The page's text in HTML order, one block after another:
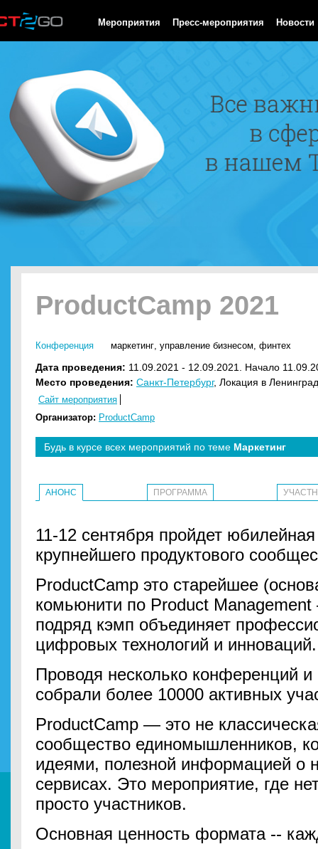
Мероприятия Пресс-мероприятия Новости
ProductCamp 2021
Конференция маркетинг, управление бизнесом, финтех
Дата проведения: 11.09.2021 - 12.09.2021. Начало
Место проведения: Санкт-Петербург, Локация в
Сайт мероприятия
Организатор: ProductCamp
Будь в курсе всех мероприятий по теме Маркетинг
АНОНС ПРОГРАММА
11-12 сентября пройдет
крупнейшего продуктового
ProductCamp это старейшее
комьюнити по Product
подряд кэмп объединяет
цифровых технологий и инноваций.
Проводя несколько конференций
собрали более 10000 активных
ProductCamp — это не
сообщество единомышленников,
идеями, полезной информацией о
сервисах. Это мероприятие, где
просто участников.
Основная ценность формата --